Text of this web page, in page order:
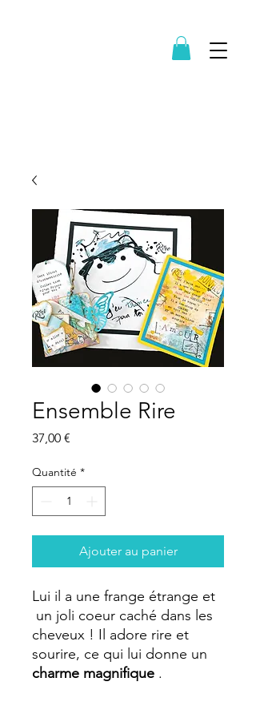
Ensemble Rire
37,00 €
Quantité *
Ajouter au panier
Lui il a une frange étrange et
un joli coeur caché dans les
cheveux ! Il adore rire et
sourire, ce qui lui donne un
charme magnifique .